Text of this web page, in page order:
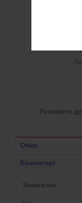
Розповісти
Опис
Коментарі
Зажигалки